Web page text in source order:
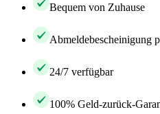
Bequem von Zuhause
Abmeldebescheinigung
24/7 verfügbar
100% Geld-zurück-